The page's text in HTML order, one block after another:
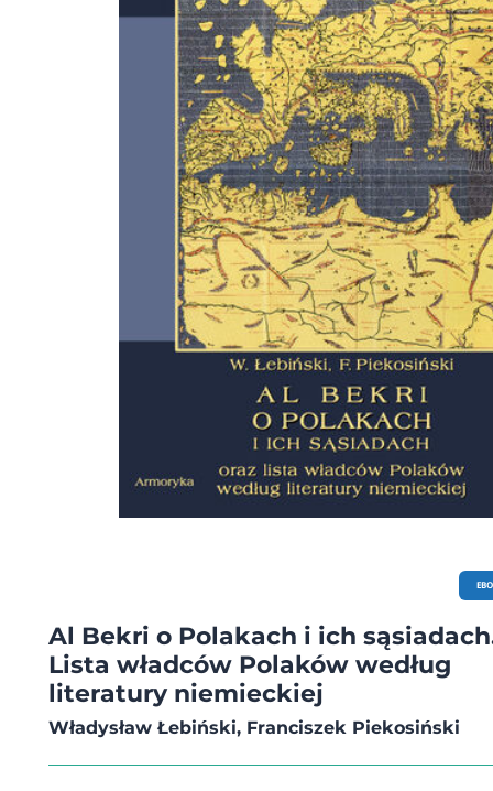
Piotr Bejrowski - absolwent historii i politologii na Uniwersytecie Gdańskim.
Współpracownik i wieloletni członek redakcji portalu Histmag.org. Autor
kilkudziesięciu recenzji i tekstów popularnonaukowych, publikowanych m.in.
"Histmagu" "Nowych Książkach", Onet.pl i "Pomeranii". Natalia Stawarz - absolwentka
historii i archeologii, doktor archeologii w Instytucie Archeologii Uniwersytetu
Kopernika w Toruniu, współpracowniczka i wieloletnia członkini redakcji
Histmag.org. Interesuje się historią i kulturą Dalekiego Wschodu, zwłaszcza
zakres jej zainteresowań wchodzi również historia XX wieku oraz dzieje kultury
Al Bekri o Polakach i ich
Lista władców Polaków według
literatury niemieckiej
Władysław Łebiński, Franciszek Piekosiński